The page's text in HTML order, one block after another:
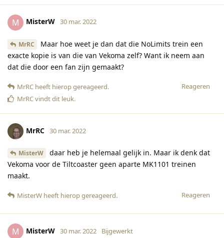
M MisterW 30 mar. 2022
MrRC
Maar hoe weet je dan dat die NoLimits trein een
exacte kopie is van die van Vekoma zelf? Want ik neem aan
dat die door een fan zijn gemaakt?
Reageren
MrRC heeft hierop gereageerd.
MrRCvindt dit leuk.
MrRC 30 mar. 2022
MisterW
daar heb je helemaal gelijk in. Maar ik denk dat
Vekoma voor de Tiltcoaster geen aparte MK1101 treinen
maakt.
Reageren
MisterW heeft hierop gereageerd.
M MisterW 30 mar. 2022 Bijgewerkt